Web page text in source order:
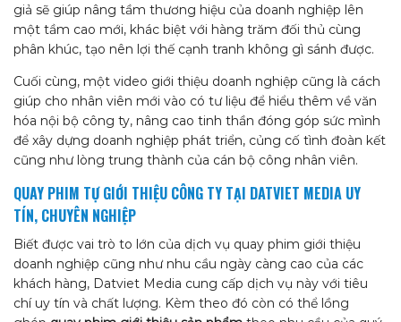
giả sẽ giúp nâng tầm thương hiệu của doanh nghiệp lên
một tầm cao mới, khác biệt với hàng trăm đối thủ cùng
phân khúc, tạo nên lợi thế cạnh tranh không gì sánh được.
Cuối cùng, một video giới thiệu doanh nghiệp cũng là cách
giúp cho nhân viên mới vào có tư liệu để hiểu thêm về văn
hóa nội bộ công ty, nâng cao tinh thần đóng góp sức mình
để xây dựng doanh nghiệp phát triển, củng cố tình đoàn kết
cũng như lòng trung thành của cán bộ công nhân viên.
QUAY PHIM TỰ GIỚI THIỆU CÔNG TY TẠI DATVIET MEDIA UY
TÍN, CHUYÊN NGHIỆP
Biết được vai trò to lớn của dịch vụ quay phim giới thiệu
doanh nghiệp cũng như nhu cầu ngày càng cao của các
khách hàng, Datviet Media cung cấp dịch vụ này với tiêu
chí uy tín và chất lượng. Kèm theo đó còn có thể lồng